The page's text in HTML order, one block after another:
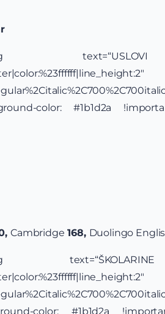
color: #1b1d2a
Cambridge 168, Duolingo
color: #1b1d2a